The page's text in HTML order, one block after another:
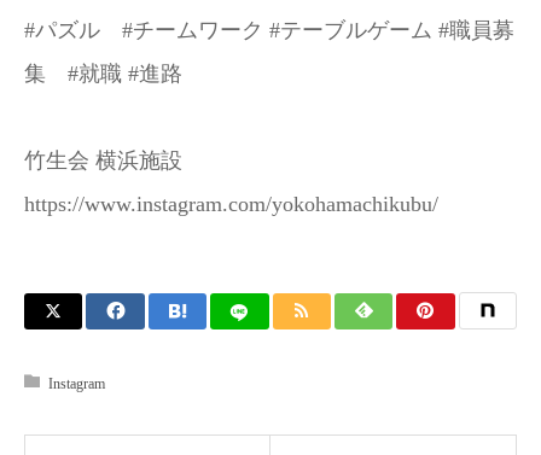
#パズル #チームワーク #テーブルゲーム #職員募
集 #就職 #進路
竹生会 横浜施設
https://www.instagram.com/yokohamachikubu/
Instagram